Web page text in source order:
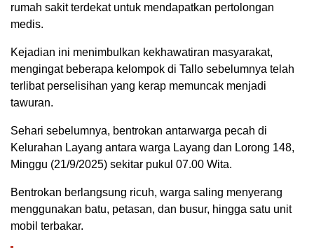
rumah sakit terdekat untuk mendapatkan pertolongan
medis.
Kejadian ini menimbulkan kekhawatiran masyarakat,
mengingat beberapa kelompok di Tallo sebelumnya telah
terlibat perselisihan yang kerap memuncak menjadi
tawuran.
Sehari sebelumnya, bentrokan antarwarga pecah di
Kelurahan Layang antara warga Layang dan Lorong 148,
Minggu (21/9/2025) sekitar pukul 07.00 Wita.
Bentrokan berlangsung ricuh, warga saling menyerang
menggunakan batu, petasan, dan busur, hingga satu unit
mobil terbakar.